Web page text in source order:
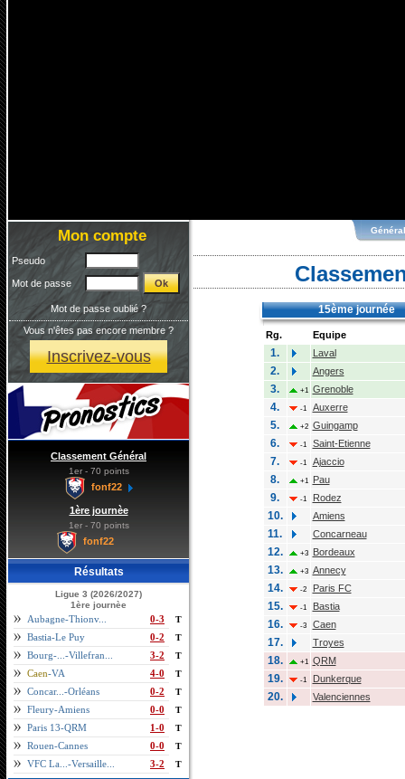
Mon compte
Pseudo
Mot de passe
Mot de passe oublié ?
Vous n'êtes pas encore membre ?
Inscrivez-vous
Classement Général
1er - 70 points
fonf22
1ère journèe
1er - 70 points
fonf22
Résultats
Ligue 3 (2026/2027)
1ère journèe
Aubagne-Thionv... 0-3 T
Bastia-Le Puy 0-2 T
Bourg-...-Villefran... 3-2 T
Caen-VA 4-0 T
Concar...-Orléans 0-2 T
Fleury-Amiens 0-0 T
Paris 13-QRM 1-0 T
Rouen-Cannes 0-0 T
VFC La...-Versaille... 3-2 T
Général
15ème journée
Rg. Equipe
1. Laval
2. Angers
3. +1 Grenoble
4. -1 Auxerre
5. +2 Guingamp
6. -1 Saint-Etienne
7. -1 Ajaccio
8. +1 Pau
9. -1 Rodez
10. Amiens
11. Concarneau
12. +3 Bordeaux
13. +3 Annecy
14. -2 Paris FC
15. -1 Bastia
16. -3 Caen
17. Troyes
18. +1 QRM
19. -1 Dunkerque
20. Valenciennes